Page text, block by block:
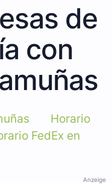
de
con
Horario
FedEx en
Anzeige